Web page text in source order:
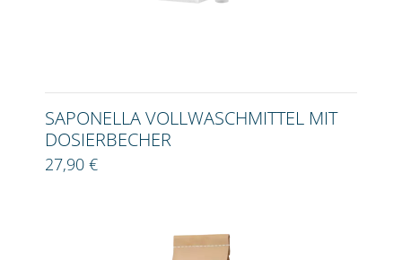
SAPONELLA VOLLWASCHMITTEL MIT
DOSIERBECHER
27,90 €